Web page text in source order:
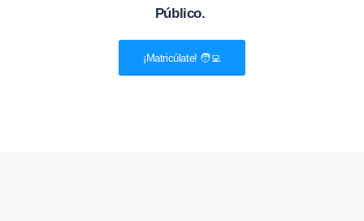
Público.
¡Matricúlate! 🧑‍💻